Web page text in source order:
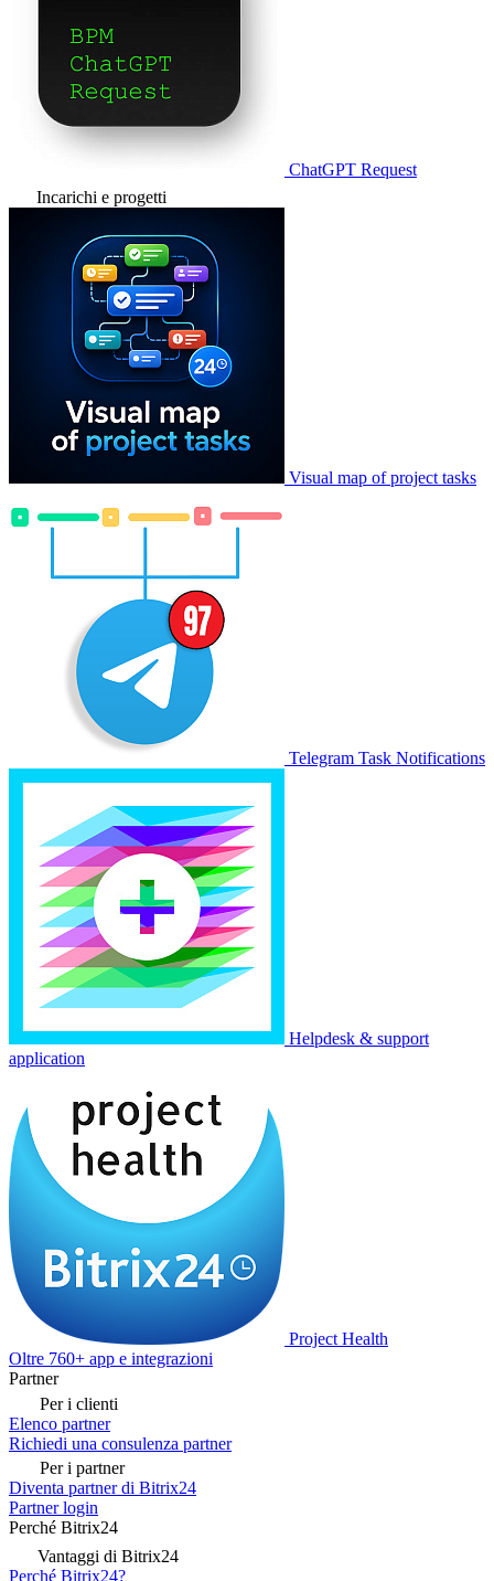
ChatGPT Request
Incarichi e progetti
Visual map of project tasks
Telegram Task Notifications
Helpdesk & support
application
Project Health
Oltre 760+ app e integrazioni
Partner
Per i clienti
Elenco partner
Richiedi una consulenza partner
Per i partner
Diventa partner di Bitrix24
Partner login
Perché Bitrix24
Vantaggi di Bitrix24
Perché Bitrix24?